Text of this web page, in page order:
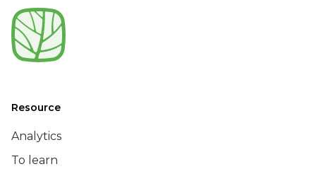
Resource
Analytics
To learn